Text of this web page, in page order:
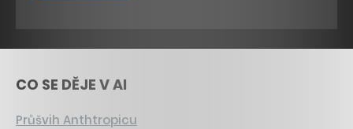
CO SE DĚJE V AI
Průšvih Anthtropicu